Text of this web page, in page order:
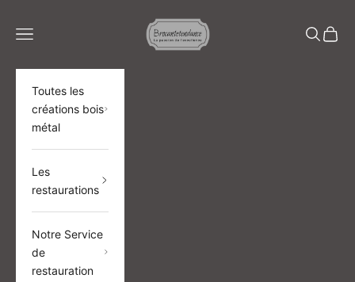
BROCANTETENDANCE
Menu
Panier
Toutes les
créations bois
métal
Les
restaurations
Notre Service
de
restauration